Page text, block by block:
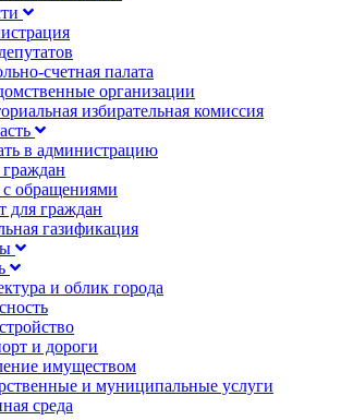
счетная палата
организации
избирательная комиссия
в администрацию
с обращениями
для граждан
газификация
и облик города
и дороги
имуществом
и муниципальные услуги
среда